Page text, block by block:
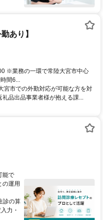
あり】
※業務の一環で常陸大宮市中心
間6...
宮市での外勤対応が可能な方を対
品出品事業者様が抱える課...
能で
の運用
診の算
力・